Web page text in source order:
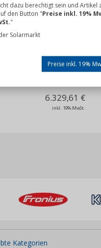
Fronius Symo GEN24 10.0 Plus
6.329,61 €
inkl. 19% MwSt.
K2
Kategorien
dazu berechtigt sein und
den Button "Preise inkl. 19%
"
Solarmarkt
Preise inkl. 19%